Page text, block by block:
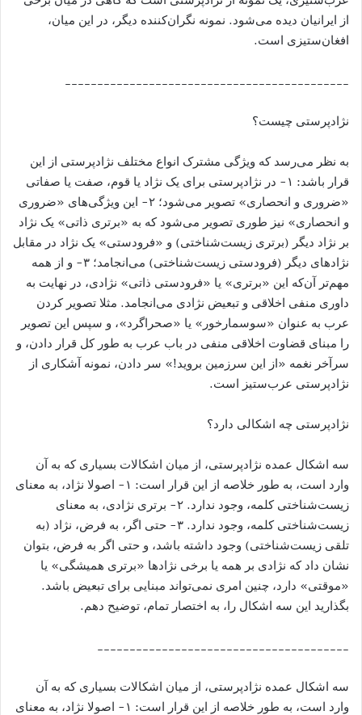
از ایرانیان دیده می‌شود. نمونه نگران‌کننده دیگر، در این میان،
افغان‌ستیزی است.
____________________________________________
نژادپرستی چیست؟
به نظر می‌رسد که ویژگی مشترک انواع مختلف نژادپرستی از این
قرار باشد: ۱- در نژادپرستی برای یک نژاد یا قوم، صفت یا صفاتی
«ضروری و انحصاری» تصویر می‌شود؛ ۲- این ویژگی‌های «ضروری
و انحصاری» نیز طوری تصویر می‌شود که به «برتری ذاتی» یک نژاد
بر نژاد دیگر (برتری زیست‌شناختی) و «فرودستی» یک نژاد در مقابل
نژادهای دیگر (فرودستی زیست‌شناختی) می‌انجامد؛ ۳- و از همه
مهم‌تر آن‌که این «برتری» یا «فرودستی ذاتی» نژادی، در نهایت به
داوری منفی اخلاقی و تبعیض نژادی می‌انجامد. مثلا تصویر کردن
عرب به عنوان «سوسمارخور» یا «صحراگرد»، و سپس این تصویر
را مبنای قضاوت اخلاقی منفی در باب عرب به طور کل قرار دادن، و
سرآخر نغمه «از این سرزمین بروید!» سر دادن، نمونه آشکاری از
نژادپرستی عرب‌ستیز است.
نژادپرستی چه اشکالی دارد؟
سه اشکال عمده نژادپرستی، از میان اشکالات بسیاری که به آن
وارد است، به طور خلاصه از این قرار است: ۱- اصولا نژاد، به معنای
زیست‌شناختی کلمه، وجود ندارد. ۲- برتری نژادی، به معنای
زیست‌شناختی کلمه، وجود ندارد. ۳- حتی اگر، به فرض، نژاد (به
تلقی زیست‌شناختی) وجود داشته باشد، و حتی اگر به فرض، بتوان
نشان داد که نژادی بر همه یا برخی نژادها «برتری همیشگی» یا
«موقتی» دارد، چنین امری نمی‌تواند مبنایی برای تبعیض باشد.
بگذارید این سه اشکال را، به اختصار تمام، توضیح دهم.
_______________________________________
سه اشکال عمده نژادپرستی، از میان اشکالات بسیاری که به آن
وارد است، به طور خلاصه از این قرار است: ۱- اصولا نژاد، به معنای